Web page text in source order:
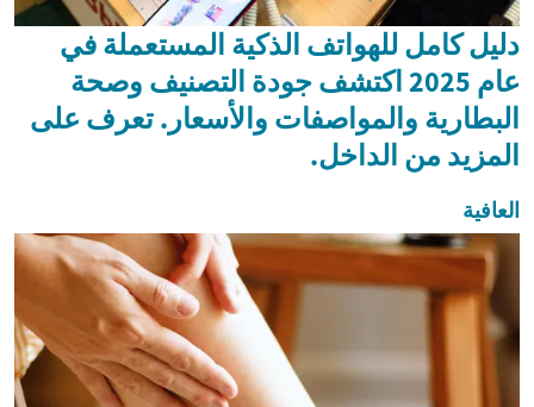
دليل كامل للهواتف الذكية المستعملة في
عام 2025 اكتشف جودة التصنيف وصحة
البطارية والمواصفات والأسعار. تعرف على
المزيد من الداخل.
العافية